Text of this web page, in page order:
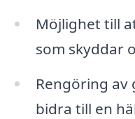
Möjlighet till
som skyddar
Rengöring av
bidra till en